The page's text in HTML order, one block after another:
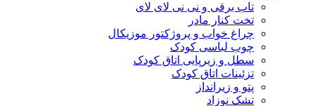
تاب برقی و نی نی لای لای
تخت کنار مادر
چراغ خواب و پروژکتور موزیکال
چوب لباسی کودک
سطل و زیرپایی اتاق کودک
تزئینات اتاق کودک
پتو و زیرانداز
تشک نوزاد